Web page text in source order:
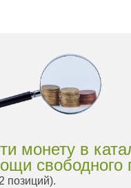
монету в
свободного
позиций).